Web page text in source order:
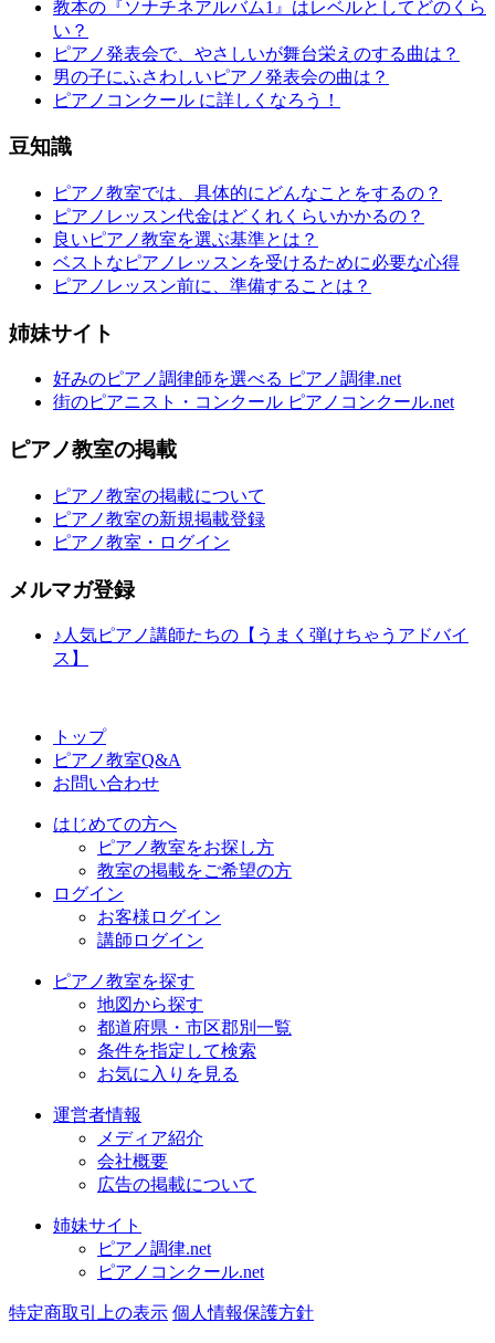
教本の『ソナチネアルバム1』はレベルとしてどのくら
い？
ピアノ発表会で、やさしいが舞台栄えのする曲は？
男の子にふさわしいピアノ発表会の曲は？
ピアノコンクール に詳しくなろう！
豆知識
ピアノ教室では、具体的にどんなことをするの？
ピアノレッスン代金はどくれくらいかかるの？
良いピアノ教室を選ぶ基準とは？
ベストなピアノレッスンを受けるために必要な心得
ピアノレッスン前に、準備することは？
姉妹サイト
好みのピアノ調律師を選べる ピアノ調律.net
街のピアニスト・コンクール ピアノコンクール.net
ピアノ教室の掲載
ピアノ教室の掲載について
ピアノ教室の新規掲載登録
ピアノ教室・ログイン
メルマガ登録
♪人気ピアノ講師たちの【うまく弾けちゃうアドバイ
ス】
トップ
ピアノ教室Q&A
お問い合わせ
はじめての方へ
ピアノ教室をお探し方
教室の掲載をご希望の方
ログイン
お客様ログイン
講師ログイン
ピアノ教室を探す
地図から探す
都道府県・市区郡別一覧
条件を指定して検索
お気に入りを見る
運営者情報
メディア紹介
会社概要
広告の掲載について
姉妹サイト
ピアノ調律.net
ピアノコンクール.net
特定商取引上の表示 個人情報保護方針